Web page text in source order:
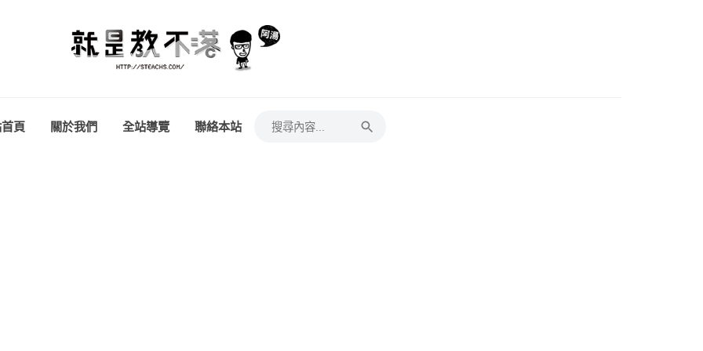
頁 關於我們 全站導覽 聯絡本站